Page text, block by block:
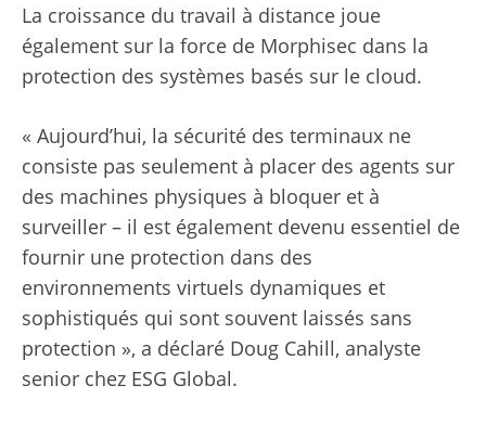
La croissance du travail à distance joue
également sur la force de Morphisec dans la
protection des systèmes basés sur le cloud.
« Aujourd’hui, la sécurité des terminaux ne
consiste pas seulement à placer des agents sur
des machines physiques à bloquer et à
surveiller – il est également devenu essentiel de
fournir une protection dans des
environnements virtuels dynamiques et
sophistiqués qui sont souvent laissés sans
protection », a déclaré Doug Cahill, analyste
senior chez ESG Global.